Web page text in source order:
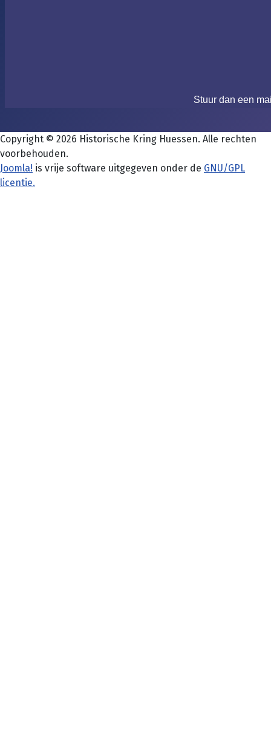
Stuur dan een
Copyright © 2026 Historische Kring Huessen. Alle rechten
voorbehouden.
Joomla! is vrije software uitgegeven onder de GNU/GPL
licentie.